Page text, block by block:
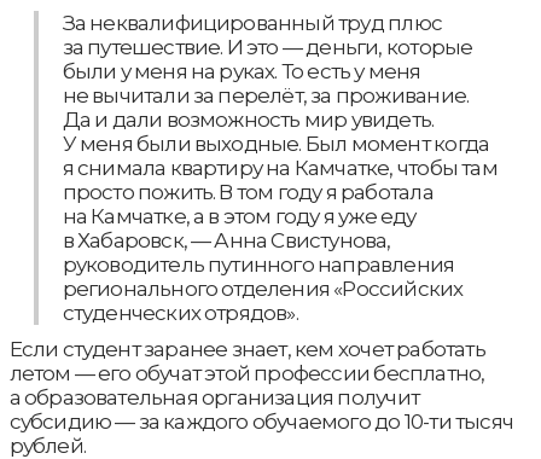
За неквалифицированный труд плюс
за путешествие. И это — деньги, которые
были у меня на руках. То есть у меня
не вычитали за перелёт, за проживание.
Да и дали возможность мир увидеть.
У меня были выходные. Был момент когда
я снимала квартиру на Камчатке, чтобы там
просто пожить. В том году я работала
на Камчатке, а в этом году я уже еду
в Хабаровск, — Анна Свистунова,
руководитель путинного направления
регионального отделения «Российских
студенческих отрядов».
Если студент заранее знает, кем хочет работать
летом — его обучат этой профессии бесплатно,
а образовательная организация получит
субсидию — за каждого обучаемого до 10-ти тысяч
рублей.